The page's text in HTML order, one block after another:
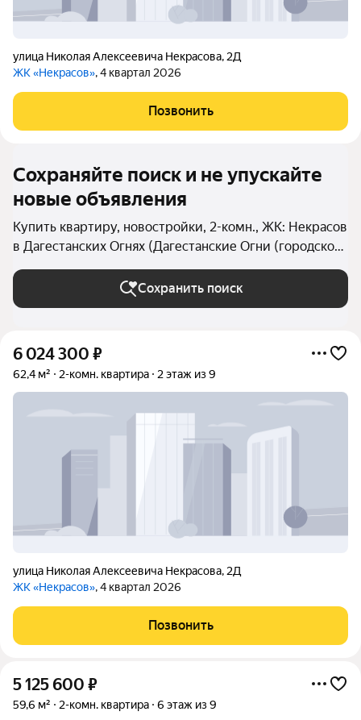
улица Николая Алексеевича Некрасова, 2Д
ЖК «Некрасов», 4 квартал 2026
Позвонить
Сохраняйте поиск и не упускайте
новые объявления
Купить квартиру, новостройки, 2-комн., ЖК: Некрасов
в Дагестанских Огнях (Дагестанские Огни (городской
округ))
Сохранить поиск
6 024 300 ₽
62,4 м² 2-комн. квартира 2 этаж из 9
улица Николая Алексеевича Некрасова, 2Д
ЖК «Некрасов», 4 квартал 2026
Позвонить
5 125 600 ₽
59,6 м² 2-комн. квартира 6 этаж из 9